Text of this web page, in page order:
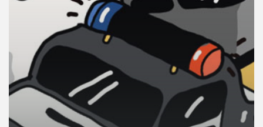
ข่าว
และ
กิจกรรม